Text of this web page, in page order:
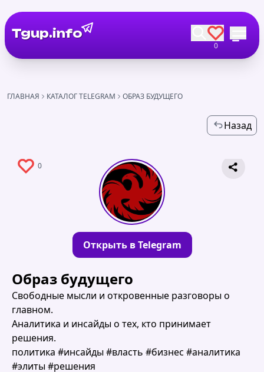
Tgup.info
0
ГЛАВНАЯ КАТАЛОГ TELEGRAM ОБРАЗ БУДУЩЕГО
Назад
0
Открыть в Telegram
Образ будущего
Свободные мысли и откровенные разговоры о
главном.
Аналитика и инсайды о тех, кто принимает
решения.
политика #инсайды #власть #бизнес #аналитика
#элиты #решения